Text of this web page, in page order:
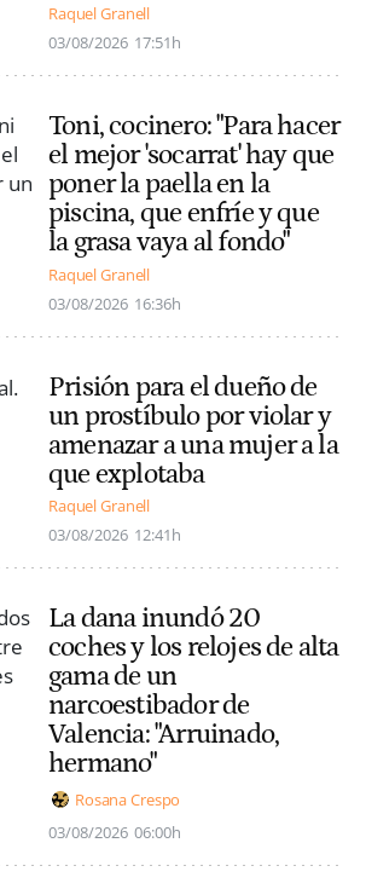
Raquel Granell
03/08/2026 17:51h
Toni, cocinero: "Para hacer
el mejor 'socarrat' hay que
poner la paella en la
piscina, que enfríe y que
la grasa vaya al fondo"
Raquel Granell
03/08/2026 16:36h
Prisión para el dueño de
un prostíbulo por violar y
amenazar a una mujer a la
que explotaba
Raquel Granell
03/08/2026 12:41h
La dana inundó 20
coches y los relojes de alta
gama de un
narcoestibador de
Valencia: "Arruinado,
hermano"
Rosana Crespo
03/08/2026 06:00h